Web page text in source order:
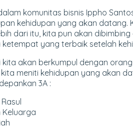
komunitas bisnis Ippho
kehidupan yang akan
dari itu, kita pun akan
yang terbaik setelah
kita akan berkumpul dengan
meniti kehidupan yang akan
3A :
Keluarga